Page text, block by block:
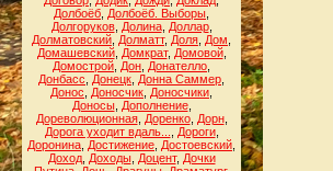
Долбоёб Долбоёб. Выборы
Долгоруков, Долина, Доллар,
Долматовский Долматт, Доля Дом
Домашевский, Домкрат, Домовой,
Домострой Дон Донателло
Донбасс
Донецк Донна Саммер
Донос
Доносчик Доносчики
Доносы, Дополнение,
Дореволюционная, Доренко, Дорн,
Дорога уходит вдаль...
Дороги,
Доронина Достижение Достоевский
Доход, Доходы, Доцент, Дочки